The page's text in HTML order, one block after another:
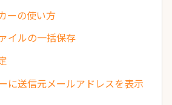
ーの使い方
イルの一括保存
に送信元メールアドレスを表示